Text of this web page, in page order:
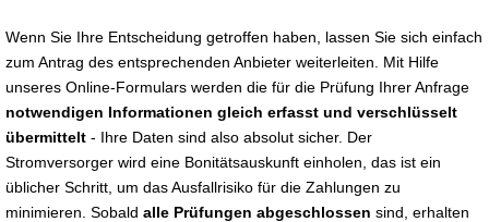
Wenn Sie Ihre Entscheidung getroffen haben, lassen Sie sich einfach
zum Antrag des entsprechenden Anbieter weiterleiten. Mit Hilfe
unseres Online-Formulars werden die für die Prüfung Ihrer Anfrage
notwendigen Informationen gleich erfasst und verschlüsselt
übermittelt - Ihre Daten sind also absolut sicher. Der
Stromversorger wird eine Bonitätsauskunft einholen, das ist ein
üblicher Schritt, um das Ausfallrisiko für die Zahlungen zu
minimieren. Sobald alle Prüfungen abgeschlossen sind, erhalten